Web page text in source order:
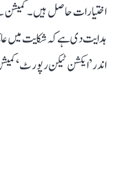
اختیارات حاصل ہیں۔ کمیشن
اندر ’ایکشن ٹیکن رپورٹ‘